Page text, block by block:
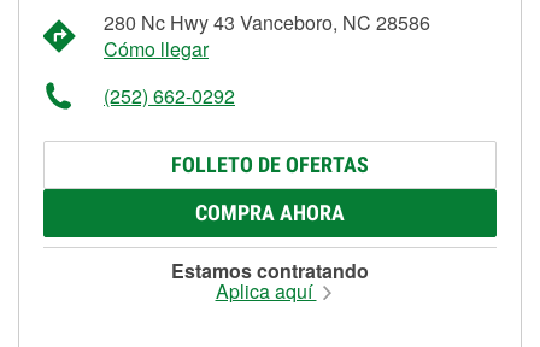
280 Nc Hwy 43 Vanceboro, NC 28586
Cómo llegar
(252) 662-0292
FOLLETO DE OFERTAS
COMPRA AHORA
Estamos contratando
Aplica aquí